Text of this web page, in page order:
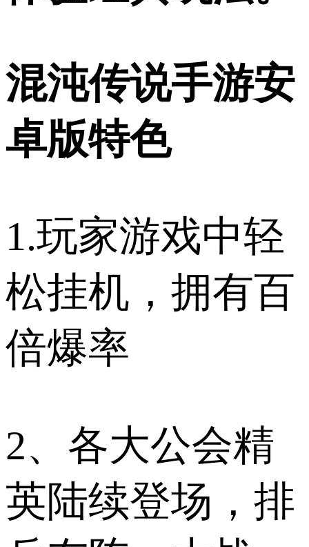
混沌传说手游安
卓版特色
1.玩家游戏中轻
松挂机，拥有百
倍爆率
2、各大公会精
英陆续登场，排